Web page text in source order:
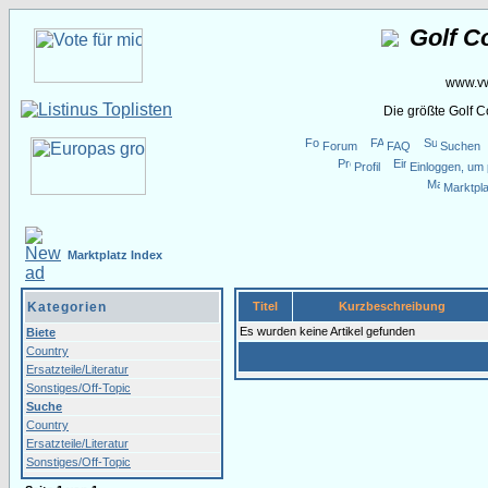
Golf
Die größte Golf
Forum FAQ
Suchen
Profil
Einloggen,
Marktplatz Index
Kategorien
Biete
Country
Ersatzteile/Literatur
Sonstiges/Off-Topic
Suche
Country
Ersatzteile/Literatur
Sonstiges/Off-Topic
Titel
Kurzbeschreibung
Es wurden keine Artikel gefunden